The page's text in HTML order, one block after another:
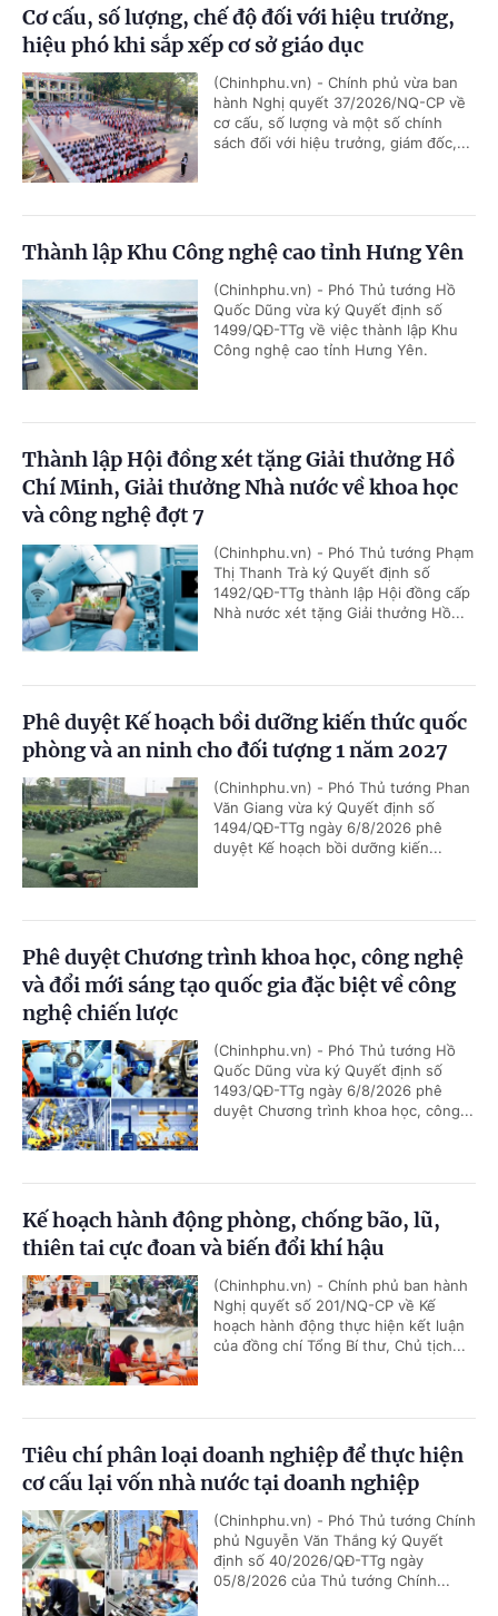
Cơ cấu, số lượng, chế độ đối với hiệu trưởng,
hiệu phó khi sắp xếp cơ sở giáo dục
(Chinhphu.vn) - Chính phủ vừa ban
hành Nghị quyết 37/2026/NQ-CP về
cơ cấu, số lượng và một số chính
sách đối với hiệu trưởng, giám đốc,...
Thành lập Khu Công nghệ cao tỉnh Hưng Yên
(Chinhphu.vn) - Phó Thủ tướng Hồ
Quốc Dũng vừa ký Quyết định số
1499/QĐ-TTg về việc thành lập Khu
Công nghệ cao tỉnh Hưng Yên.
Thành lập Hội đồng xét tặng Giải thưởng Hồ
Chí Minh, Giải thưởng Nhà nước về khoa học
và công nghệ đợt 7
(Chinhphu.vn) - Phó Thủ tướng Phạm
Thị Thanh Trà ký Quyết định số
1492/QĐ-TTg thành lập Hội đồng cấp
Nhà nước xét tặng Giải thưởng Hồ...
Phê duyệt Kế hoạch bồi dưỡng kiến thức quốc
phòng và an ninh cho đối tượng 1 năm 2027
(Chinhphu.vn) - Phó Thủ tướng Phan
Văn Giang vừa ký Quyết định số
1494/QĐ-TTg ngày 6/8/2026 phê
duyệt Kế hoạch bồi dưỡng kiến...
Phê duyệt Chương trình khoa học, công nghệ
và đổi mới sáng tạo quốc gia đặc biệt về công
nghệ chiến lược
(Chinhphu.vn) - Phó Thủ tướng Hồ
Quốc Dũng vừa ký Quyết định số
1493/QĐ-TTg ngày 6/8/2026 phê
duyệt Chương trình khoa học, công...
Kế hoạch hành động phòng, chống bão, lũ,
thiên tai cực đoan và biến đổi khí hậu
(Chinhphu.vn) - Chính phủ ban hành
Nghị quyết số 201/NQ-CP về Kế
hoạch hành động thực hiện kết luận
của đồng chí Tổng Bí thư, Chủ tịch...
Tiêu chí phân loại doanh nghiệp để thực hiện
cơ cấu lại vốn nhà nước tại doanh nghiệp
(Chinhphu.vn) - Phó Thủ tướng Chính
phủ Nguyễn Văn Thắng ký Quyết
định số 40/2026/QĐ-TTg ngày
05/8/2026 của Thủ tướng Chính...